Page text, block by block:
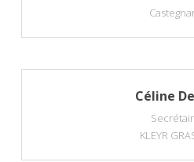
Céline
KLEYR